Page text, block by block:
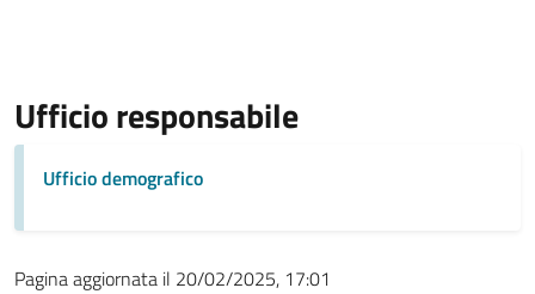
Ufficio responsabile
Ufficio demografico
Pagina aggiornata il 20/02/2025, 17:01